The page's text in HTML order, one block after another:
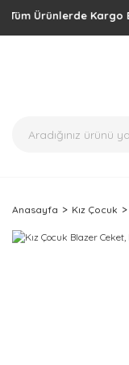
Ürünlerde Kargo
Anasayfa Kız Çocuk